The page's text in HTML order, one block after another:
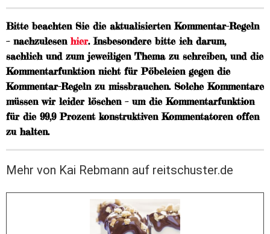
Bitte beachten Sie die aktualisierten Kommentar-Regeln
– nachzulesenhier. Insbesondere bitte ich darum,
sachlich und zum jeweiligen Thema zu schreiben, und die
Kommentarfunktion nicht für Pöbeleien gegen die
Kommentar-Regeln zu missbrauchen. Solche Kommentare
müssen wir leider löschen – um die Kommentarfunktion
für die 99,9 Prozent konstruktiven Kommentatoren offen
zu halten.
Mehr von Kai Rebmann auf reitschuster.de